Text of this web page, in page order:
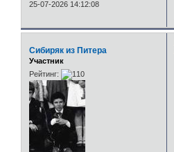
25-07-2026 14:12:08
Сибиряк из Питера
Участник
Рейтинг: